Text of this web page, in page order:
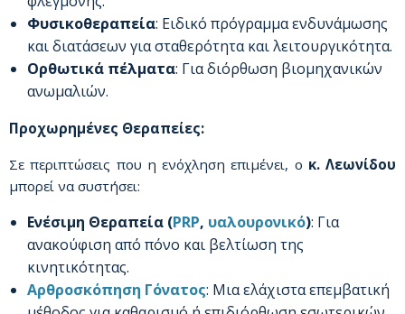
Φυσικοθεραπεία: Ειδικό πρόγραμμα ενδυνάμωσης
και διατάσεων για σταθερότητα και λειτουργικότητα.
Ορθωτικά πέλματα: Για διόρθωση βιομηχανικών
ανωμαλιών.
Προχωρημένες Θεραπείες:
Σε περιπτώσεις που η ενόχληση επιμένει, ο κ. Λεωνίδου
μπορεί να συστήσει:
Ενέσιμη Θεραπεία (PRP, υαλουρονικό): Για
ανακούφιση από πόνο και βελτίωση της
κινητικότητας.
Αρθροσκόπηση Γόνατος: Μια ελάχιστα επεμβατική